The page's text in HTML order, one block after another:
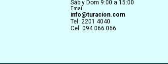
Sáb y Dom 9:00 a 15:00
Email
info@turacion.com
Tel: 2201 4040
Cel: 094 066 066